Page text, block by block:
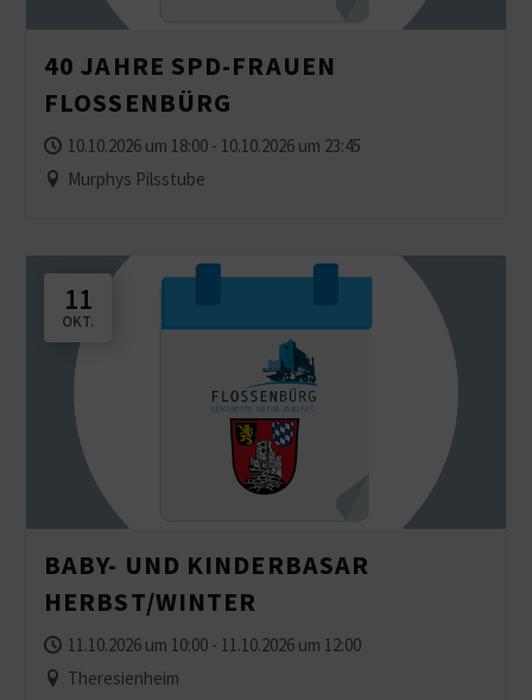
40 JAHRE SPD-FRAUEN
FLOSSENBÜRG
10.10.2026 um 18:00 - 10.10.2026 um 23:45
Murphys Pilsstube
11
OKT.
BABY- UND KINDER­BASAR
HERBST/WINTER
11.10.2026 um 10:00 - 11.10.2026 um 12:00
Theresienheim